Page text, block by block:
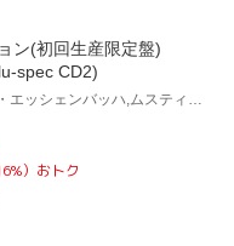
ン(初回生産限定盤)
spec CD2)
）おトク